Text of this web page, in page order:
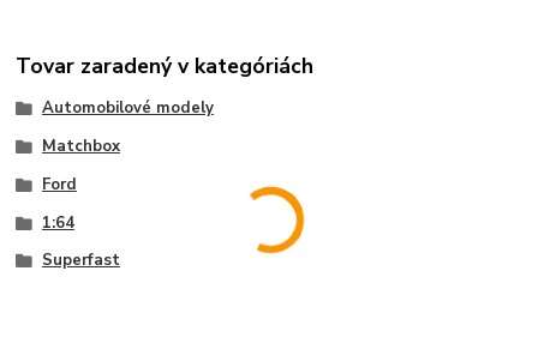
Tovar zaradený v kategóriách
Automobilové modely
Matchbox
Ford
1:64
Superfast